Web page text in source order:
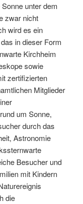
unter dem
zwar nicht
wird es ein
in dieser Form
Kirchheim
sowie
zertifizierten
Mitglieder
um Sonne,
durch das
Astronomie
Besucher und
mit Kindern
die